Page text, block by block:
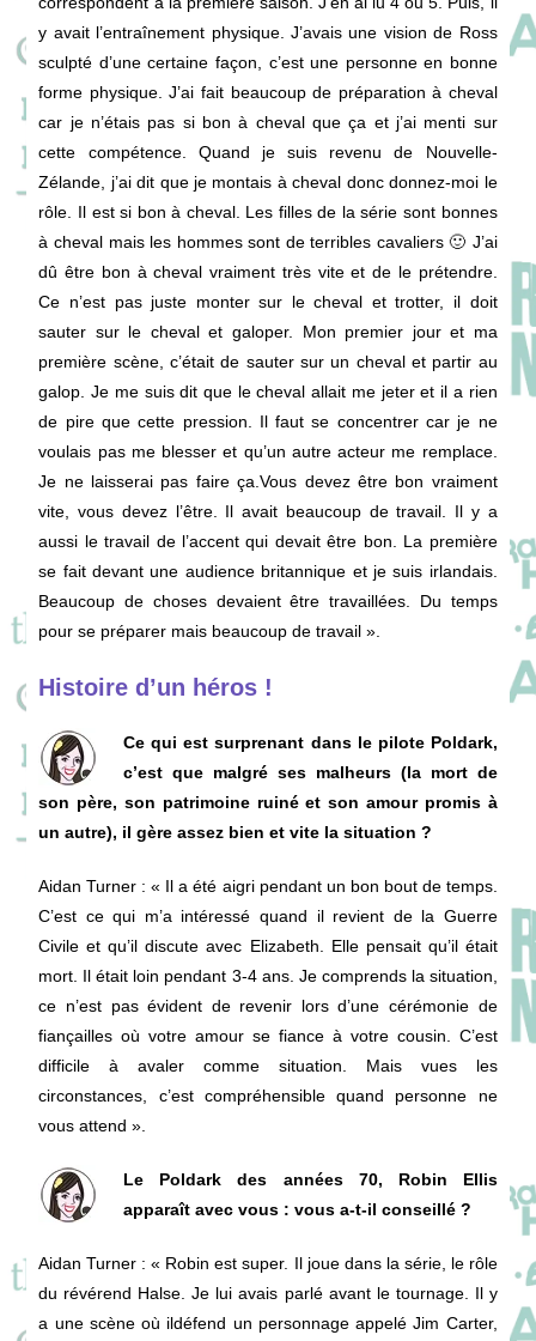
y avait l’entraînement physique. J’avais une vision de Ross
sculpté d’une certaine façon, c’est une personne en bonne
forme physique. J’ai fait beaucoup de préparation à cheval
car je n’étais pas si bon à cheval que ça et j’ai menti sur
cette compétence. Quand je suis revenu de Nouvelle-
Zélande, j’ai dit que je montais à cheval donc donnez-moi le
rôle. Il est si bon à cheval. Les filles de la série sont bonnes
à cheval mais les hommes sont de terribles cavaliers 🙂 J’ai
dû être bon à cheval vraiment très vite et de le prétendre.
Ce n’est pas juste monter sur le cheval et trotter, il doit
sauter sur le cheval et galoper. Mon premier jour et ma
première scène, c’était de sauter sur un cheval et partir au
galop. Je me suis dit que le cheval allait me jeter et il a rien
de pire que cette pression. Il faut se concentrer car je ne
voulais pas me blesser et qu’un autre acteur me remplace.
Je ne laisserai pas faire ça.Vous devez être bon vraiment
vite, vous devez l’être. Il avait beaucoup de travail. Il y a
aussi le travail de l’accent qui devait être bon. La première
se fait devant une audience britannique et je suis irlandais.
Beaucoup de choses devaient être travaillées. Du temps
pour se préparer mais beaucoup de travail ».
Histoire d’un héros !
Ce qui est surprenant dans le pilote Poldark,
c’est que malgré ses malheurs (la mort de
son père, son patrimoine ruiné et son amour promis à
un autre), il gère assez bien et vite la situation ?
Aidan Turner : « Il a été aigri pendant un bon bout de temps.
C’est ce qui m’a intéressé quand il revient de la Guerre
Civile et qu’il discute avec Elizabeth. Elle pensait qu’il était
mort. Il était loin pendant 3-4 ans. Je comprends la situation,
ce n’est pas évident de revenir lors d’une cérémonie de
fiançailles où votre amour se fiance à votre cousin. C’est
difficile à avaler comme situation. Mais vues les
circonstances, c’est compréhensible quand personne ne
vous attend ».
Le Poldark des années 70, Robin Ellis
apparaît avec vous : vous a-t-il conseillé ?
Aidan Turner : « Robin est super. Il joue dans la série, le rôle
du révérend Halse. Je lui avais parlé avant le tournage. Il y
a une scène où ildéfend un personnage appelé Jim Carter,